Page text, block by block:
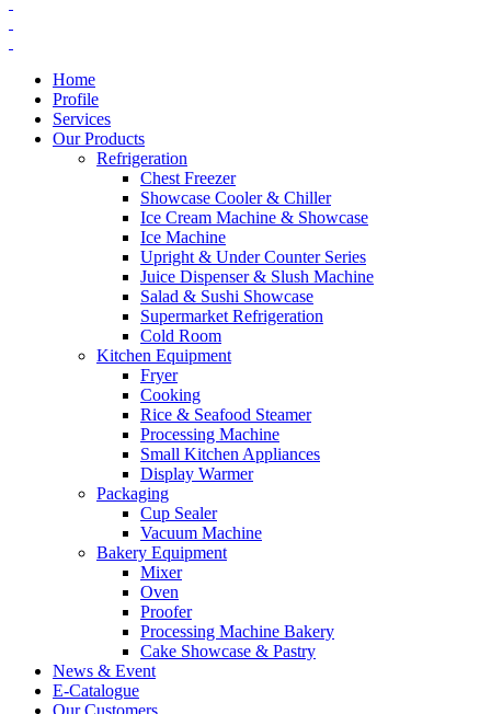
Home
Profile
Services
Our Products
Refrigeration
Chest Freezer
Showcase Cooler & Chiller
Ice Cream Machine & Showcase
Ice Machine
Upright & Under Counter Series
Juice Dispenser & Slush Machine
Salad & Sushi Showcase
Supermarket Refrigeration
Cold Room
Kitchen Equipment
Fryer
Cooking
Rice & Seafood Steamer
Processing Machine
Small Kitchen Appliances
Display Warmer
Packaging
Cup Sealer
Vacuum Machine
Bakery Equipment
Mixer
Oven
Proofer
Processing Machine Bakery
Cake Showcase & Pastry
News & Event
E-Catalogue